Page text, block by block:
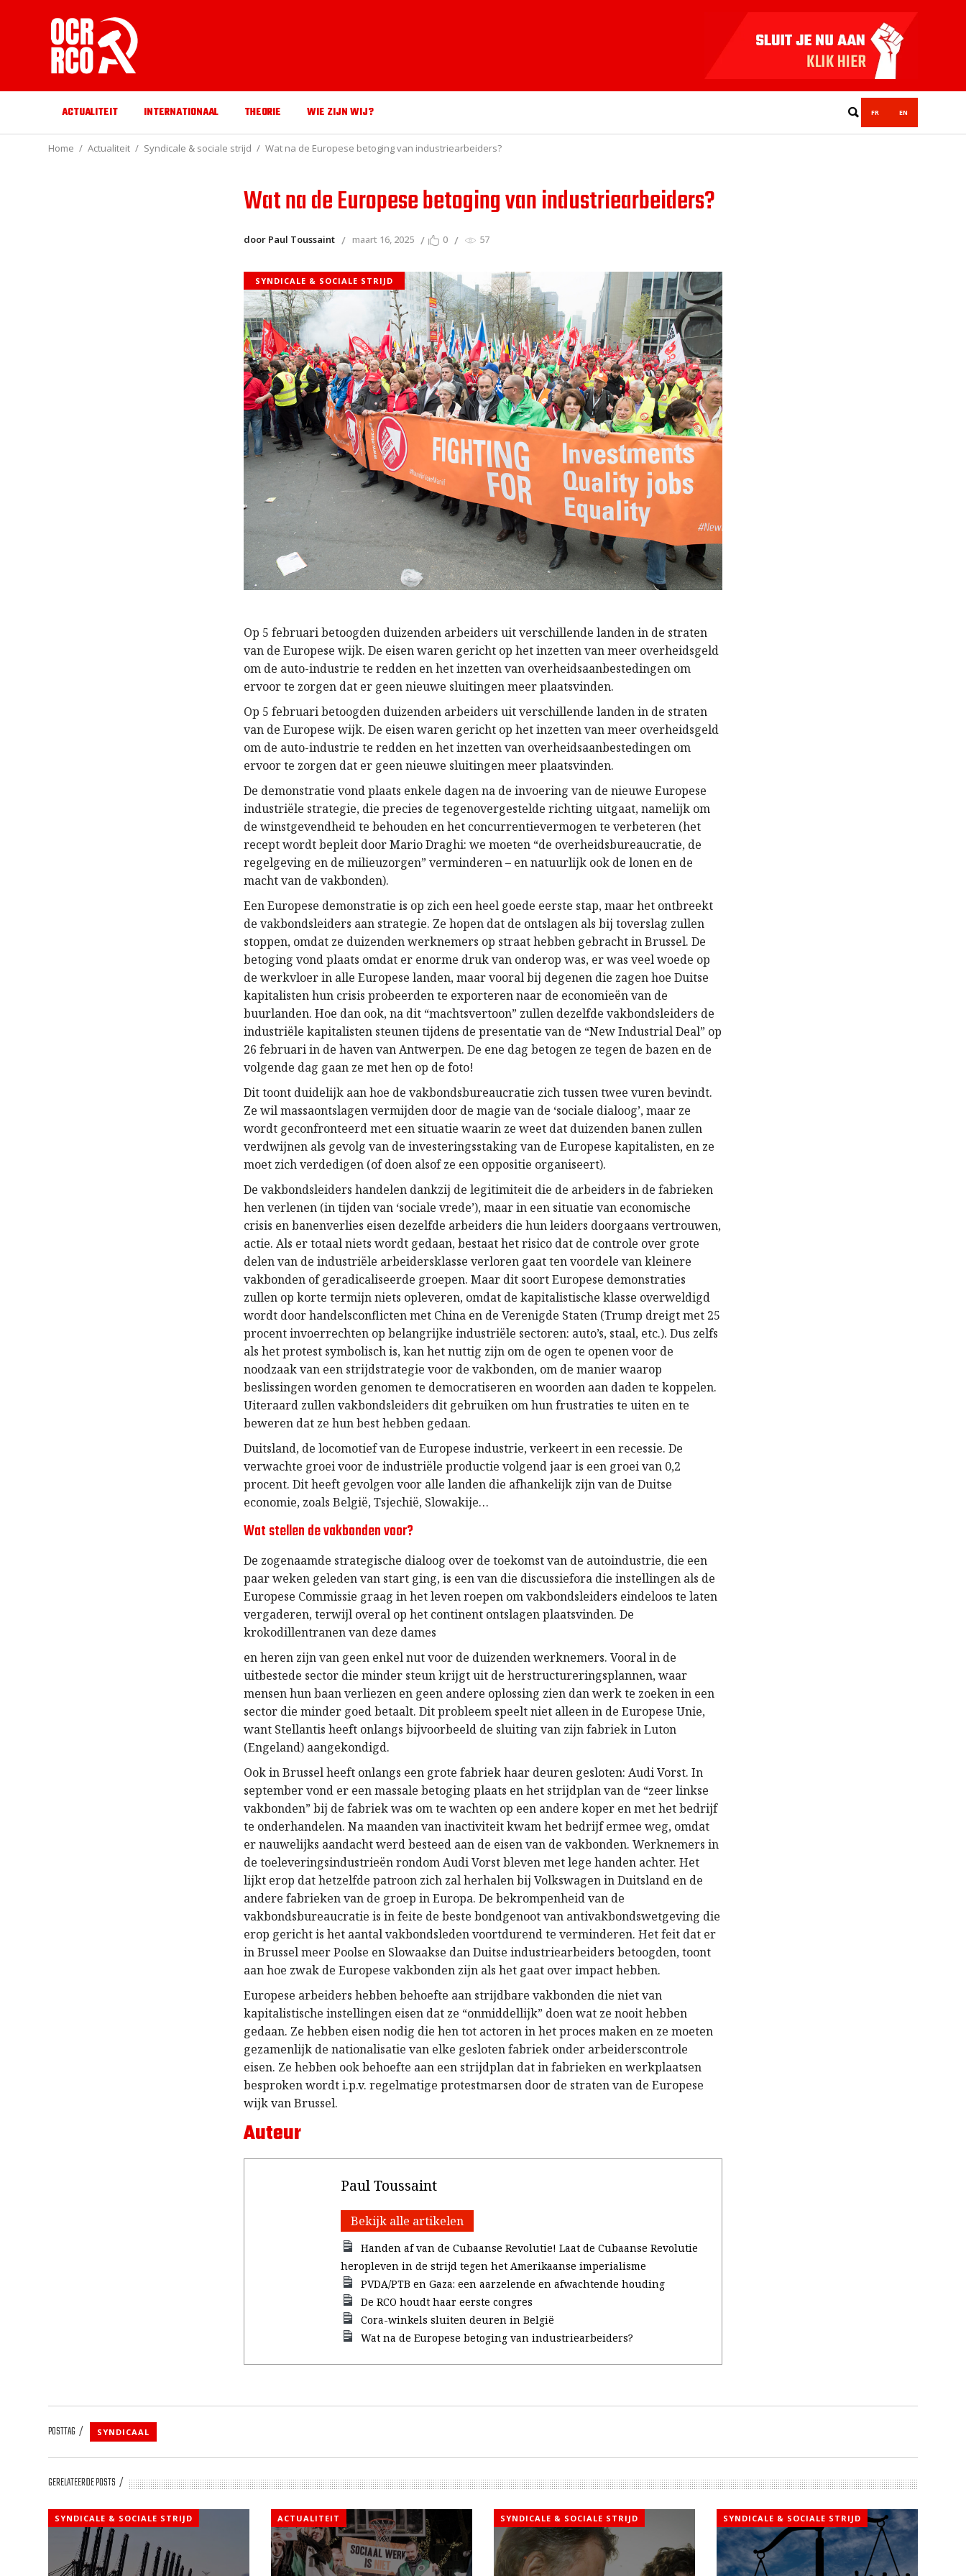
ACTUALITEIT INTERNATIONAAL THEORIE WIE ZIJN WIJ? FR EN
Home Actualiteit Syndicale & sociale strijd Wat na de Europese betoging van industriearbeiders?
Wat na de Europese betoging van industriearbeiders?
door Paul Toussaint maart 16, 2025 0 57
SYNDICALE & SOCIALE STRIJD
Op 5 februari betoogden duizenden arbeiders uit verschillende landen in de straten
van de Europese wijk. De eisen waren gericht op het inzetten van meer overheidsgeld
om de auto-industrie te redden en het inzetten van overheidsaanbestedingen om
ervoor te zorgen dat er geen nieuwe sluitingen meer plaatsvinden.
Op 5 februari betoogden duizenden arbeiders uit verschillende landen in de straten
van de Europese wijk. De eisen waren gericht op het inzetten van meer overheidsgeld
om de auto-industrie te redden en het inzetten van overheidsaanbestedingen om
ervoor te zorgen dat er geen nieuwe sluitingen meer plaatsvinden.
De demonstratie vond plaats enkele dagen na de invoering van de nieuwe Europese
industriële strategie, die precies de tegenovergestelde richting uitgaat, namelijk om
de winstgevendheid te behouden en het concurrentievermogen te verbeteren (het
recept wordt bepleit door Mario Draghi: we moeten “de overheidsbureaucratie, de
regelgeving en de milieuzorgen” verminderen – en natuurlijk ook de lonen en de
macht van de vakbonden).
Een Europese demonstratie is op zich een heel goede eerste stap, maar het ontbreekt
de vakbondsleiders aan strategie. Ze hopen dat de ontslagen als bij toverslag zullen
stoppen, omdat ze duizenden werknemers op straat hebben gebracht in Brussel. De
betoging vond plaats omdat er enorme druk van onderop was, er was veel woede op
de werkvloer in alle Europese landen, maar vooral bij degenen die zagen hoe Duitse
kapitalisten hun crisis probeerden te exporteren naar de economieën van de
buurlanden. Hoe dan ook, na dit “machtsvertoon” zullen dezelfde vakbondsleiders de
industriële kapitalisten steunen tijdens de presentatie van de “New Industrial Deal” op
26 februari in de haven van Antwerpen. De ene dag betogen ze tegen de bazen en de
volgende dag gaan ze met hen op de foto!
Dit toont duidelijk aan hoe de vakbondsbureaucratie zich tussen twee vuren bevindt.
Ze wil massaontslagen vermijden door de magie van de ‘sociale dialoog’, maar ze
wordt geconfronteerd met een situatie waarin ze weet dat duizenden banen zullen
verdwijnen als gevolg van de investeringsstaking van de Europese kapitalisten, en ze
moet zich verdedigen (of doen alsof ze een oppositie organiseert).
De vakbondsleiders handelen dankzij de legitimiteit die de arbeiders in de fabrieken
hen verlenen (in tijden van ‘sociale vrede’), maar in een situatie van economische
crisis en banenverlies eisen dezelfde arbeiders die hun leiders doorgaans vertrouwen,
actie. Als er totaal niets wordt gedaan, bestaat het risico dat de controle over grote
delen van de industriële arbeidersklasse verloren gaat ten voordele van kleinere
vakbonden of geradicaliseerde groepen. Maar dit soort Europese demonstraties
zullen op korte termijn niets opleveren, omdat de kapitalistische klasse overweldigd
wordt door handelsconflicten met China en de Verenigde Staten (Trump dreigt met 25
procent invoerrechten op belangrijke industriële sectoren: auto’s, staal, etc.). Dus zelfs
als het protest symbolisch is, kan het nuttig zijn om de ogen te openen voor de
noodzaak van een strijdstrategie voor de vakbonden, om de manier waarop
beslissingen worden genomen te democratiseren en woorden aan daden te koppelen.
Uiteraard zullen vakbondsleiders dit gebruiken om hun frustraties te uiten en te
beweren dat ze hun best hebben gedaan.
Duitsland, de locomotief van de Europese industrie, verkeert in een recessie. De
verwachte groei voor de industriële productie volgend jaar is een groei van 0,2
procent. Dit heeft gevolgen voor alle landen die afhankelijk zijn van de Duitse
economie, zoals België, Tsjechië, Slowakije…
Wat stellen de vakbonden voor?
De zogenaamde strategische dialoog over de toekomst van de autoindustrie, die een
paar weken geleden van start ging, is een van die discussiefora die instellingen als de
Europese Commissie graag in het leven roepen om vakbondsleiders eindeloos te laten
vergaderen, terwijl overal op het continent ontslagen plaatsvinden. De
krokodillentranen van deze dames
en heren zijn van geen enkel nut voor de duizenden werknemers. Vooral in de
uitbestede sector die minder steun krijgt uit de herstructureringsplannen, waar
mensen hun baan verliezen en geen andere oplossing zien dan werk te zoeken in een
sector die minder goed betaalt. Dit probleem speelt niet alleen in de Europese Unie,
want Stellantis heeft onlangs bijvoorbeeld de sluiting van zijn fabriek in Luton
(Engeland) aangekondigd.
Ook in Brussel heeft onlangs een grote fabriek haar deuren gesloten: Audi Vorst. In
september vond er een massale betoging plaats en het strijdplan van de “zeer linkse
vakbonden” bij de fabriek was om te wachten op een andere koper en met het bedrijf
te onderhandelen. Na maanden van inactiviteit kwam het bedrijf ermee weg, omdat
er nauwelijks aandacht werd besteed aan de eisen van de vakbonden. Werknemers in
de toeleveringsindustrieën rondom Audi Vorst bleven met lege handen achter. Het
lijkt erop dat hetzelfde patroon zich zal herhalen bij Volkswagen in Duitsland en de
andere fabrieken van de groep in Europa. De bekrompenheid van de
vakbondsbureaucratie is in feite de beste bondgenoot van antivakbondswetgeving die
erop gericht is het aantal vakbondsleden voortdurend te verminderen. Het feit dat er
in Brussel meer Poolse en Slowaakse dan Duitse industriearbeiders betoogden, toont
aan hoe zwak de Europese vakbonden zijn als het gaat over impact hebben.
Europese arbeiders hebben behoefte aan strijdbare vakbonden die niet van
kapitalistische instellingen eisen dat ze “onmiddellijk” doen wat ze nooit hebben
gedaan. Ze hebben eisen nodig die hen tot actoren in het proces maken en ze moeten
gezamenlijk de nationalisatie van elke gesloten fabriek onder arbeiderscontrole
eisen. Ze hebben ook behoefte aan een strijdplan dat in fabrieken en werkplaatsen
besproken wordt i.p.v. regelmatige protestmarsen door de straten van de Europese
wijk van Brussel.
Auteur
Paul Toussaint
Bekijk alle artikelen
Handen af van de Cubaanse Revolutie! Laat de Cubaanse Revolutie
heropleven in de strijd tegen het Amerikaanse imperialisme
PVDA/PTB en Gaza: een aarzelende en afwachtende houding
De RCO houdt haar eerste congres
Cora-winkels sluiten deuren in België
Wat na de Europese betoging van industriearbeiders?
POSTTAG SYNDICAAL
GERELATEERDE POSTS
SYNDICALE & SOCIALE STRIJD ACTUALITEIT SYNDICALE & SOCIALE STRIJD SYNDICALE & SOCIALE STRIJD